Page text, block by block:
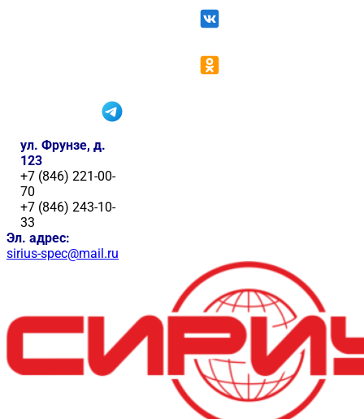
ул. Фрунзе, д.
123
+7 (846) 221-00-
70
+7 (846) 243-10-
33
Эл. адрес:
sirius-spec@mail.ru